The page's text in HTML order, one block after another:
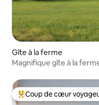
Gîte à la ferme
Magnifique gîte à la
Coups de cœur
Coup de cœur